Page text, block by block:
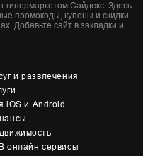
гипермаркетом Сайдекс. Здесь
промокоды, купоны и скидки
Добавьте сайт в закладки и
и развлечения
iOS и Android
онлайн сервисы